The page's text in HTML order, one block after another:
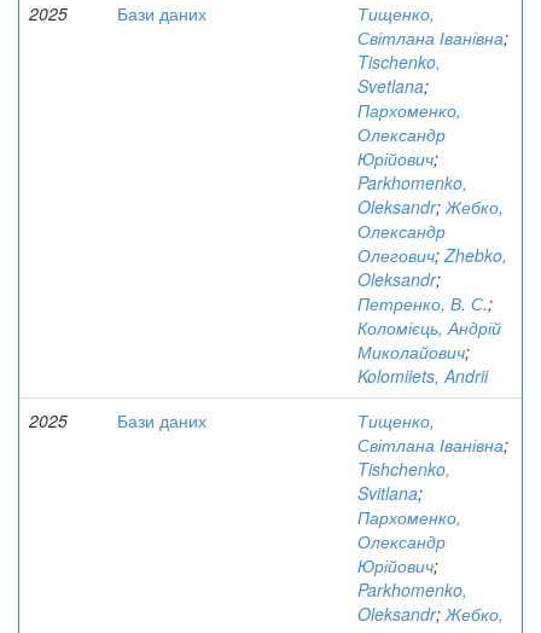
2025
Бази даних
Тищенко,
Світлана Іванівна;
Tischenko,
Svetlana;
Пархоменко,
Олександр
Юрійович;
Parkhomenko,
Oleksandr;Жебко,
Олександр
Олегович;Zhebko,
Oleksandr;
Петренко, В. С.;
Коломієць, Андрій
Миколайович;
Kolomiiets, Andrii
2025
Бази даних
Тищенко,
Світлана Іванівна;
Tishchenko,
Svitlana;
Пархоменко,
Олександр
Юрійович;
Parkhomenko,
Oleksandr;Жебко,